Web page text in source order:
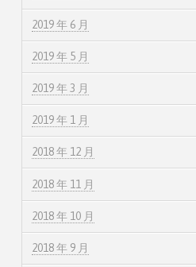
2019 年 6 月
2019 年 5 月
2019 年 3 月
2019 年 1 月
2018 年 12 月
2018 年 11 月
2018 年 10 月
2018 年 9 月